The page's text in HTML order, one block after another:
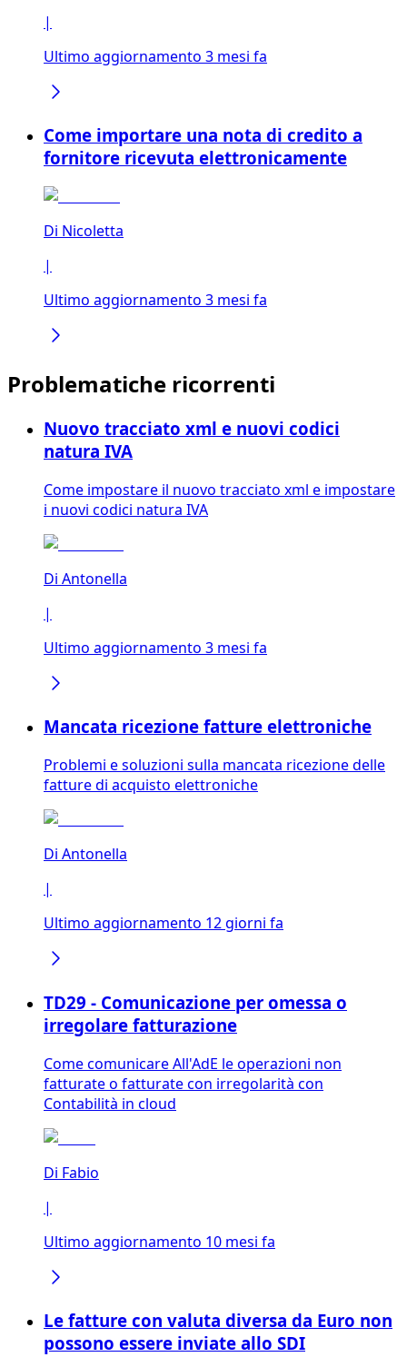
|
Ultimo aggiornamento 3 mesi fa
Come importare una nota di credito a
fornitore ricevuta elettronicamente
Di Nicoletta
|
Ultimo aggiornamento 3 mesi fa
Problematiche ricorrenti
Nuovo tracciato xml e nuovi codici
natura IVA
Come impostare il nuovo tracciato xml e impostare
i nuovi codici natura IVA
Di Antonella
|
Ultimo aggiornamento 3 mesi fa
Mancata ricezione fatture elettroniche
Problemi e soluzioni sulla mancata ricezione delle
fatture di acquisto elettroniche
Di Antonella
|
Ultimo aggiornamento 12 giorni fa
TD29 - Comunicazione per omessa o
irregolare fatturazione
Come comunicare All'AdE le operazioni non
fatturate o fatturate con irregolarità con
Contabilità in cloud
Di Fabio
|
Ultimo aggiornamento 10 mesi fa
Le fatture con valuta diversa da Euro non
possono essere inviate allo SDI